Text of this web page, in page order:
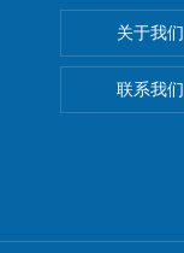
关于我们
联系我们